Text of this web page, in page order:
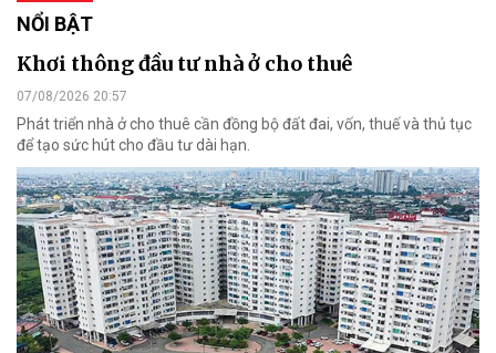
NỔI BẬT
Khơi thông đầu tư nhà ở cho thuê
07/08/2026 20:57
Phát triển nhà ở cho thuê cần đồng bộ đất đai, vốn, thuế và thủ tục
để tạo sức hút cho đầu tư dài hạn.